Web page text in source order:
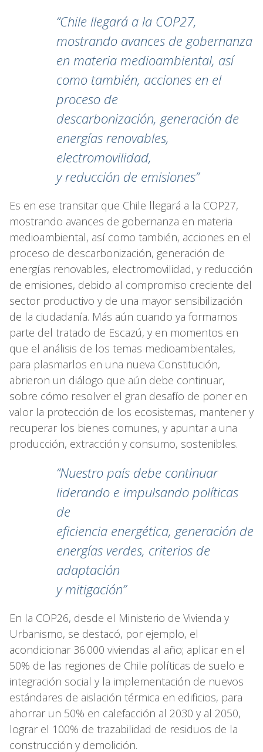
“Chile llegará a la COP27,
mostrando avances de gobernanza
en materia medioambiental, así
como también, acciones en el
proceso de
descarbonización, generación de
energías renovables,
electromovilidad,
y reducción de emisiones”
Es en ese transitar que Chile llegará a la COP27,
mostrando avances de gobernanza en materia
medioambiental, así como también, acciones en el
proceso de descarbonización, generación de
energías renovables, electromovilidad, y reducción
de emisiones, debido al compromiso creciente del
sector productivo y de una mayor sensibilización
de la ciudadanía. Más aún cuando ya formamos
parte del tratado de Escazú, y en momentos en
que el análisis de los temas medioambientales,
para plasmarlos en una nueva Constitución,
abrieron un diálogo que aún debe continuar,
sobre cómo resolver el gran desafío de poner en
valor la protección de los ecosistemas, mantener y
recuperar los bienes comunes, y apuntar a una
producción, extracción y consumo, sostenibles.
“Nuestro país debe continuar
liderando e impulsando políticas
de
eficiencia energética, generación de
energías verdes, criterios de
adaptación
y mitigación”
En la COP26, desde el Ministerio de Vivienda y
Urbanismo, se destacó, por ejemplo, el
acondicionar 36.000 viviendas al año; aplicar en el
50% de las regiones de Chile políticas de suelo e
integración social y la implementación de nuevos
estándares de aislación térmica en edificios, para
ahorrar un 50% en calefacción al 2030 y al 2050,
lograr el 100% de trazabilidad de residuos de la
construcción y demolición.